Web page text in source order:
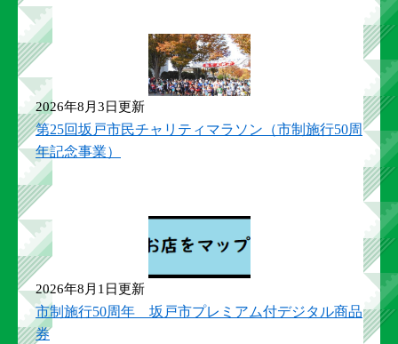
2026年8月3日更新
第25回坂戸市民チャリティマラソン（市制施行50周
年記念事業）
2026年8月1日更新
市制施行50周年 坂戸市プレミアム付デジタル商品
券